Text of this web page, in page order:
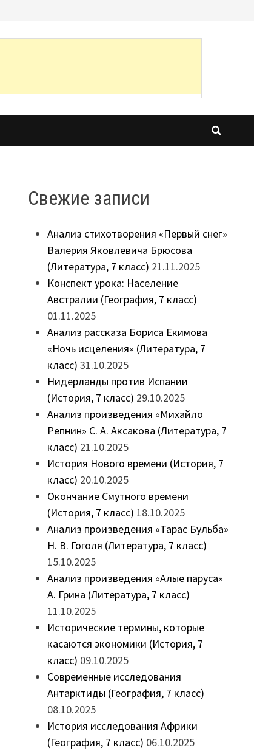
Свежие записи
Анализ стихотворения «Первый снег»
Валерия Яковлевича Брюсова
(Литература, 7 класс) 21.11.2025
Конспект урока: Население
Австралии (География, 7 класс)
01.11.2025
Анализ рассказа Бориса Екимова
«Ночь исцеления» (Литература, 7
класс) 31.10.2025
Нидерланды против Испании
(История, 7 класс) 29.10.2025
Анализ произведения «Михайло
Репнин» С. А. Аксакова (Литература, 7
класс) 21.10.2025
История Нового времени (История, 7
класс) 20.10.2025
Окончание Смутного времени
(История, 7 класс) 18.10.2025
Анализ произведения «Тарас Бульба»
Н. В. Гоголя (Литература, 7 класс)
15.10.2025
Анализ произведения «Алые паруса»
А. Грина (Литература, 7 класс)
11.10.2025
Исторические термины, которые
касаются экономики (История, 7
класс) 09.10.2025
Современные исследования
Антарктиды (География, 7 класс)
08.10.2025
История исследования Африки
(География, 7 класс) 06.10.2025